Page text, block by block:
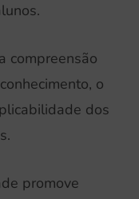
compreensão
o
dos
promove